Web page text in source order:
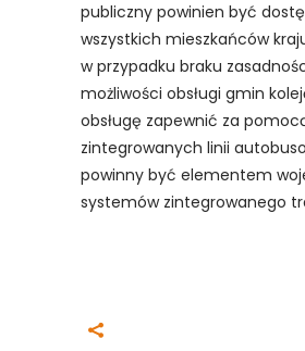
publiczny powinien być
wszystkich mieszkańców
w przypadku braku
możliwości obsługi gmin
obsługę zapewnić za
zintegrowanych linii
powinny być elementem
systemów zintegrowanego